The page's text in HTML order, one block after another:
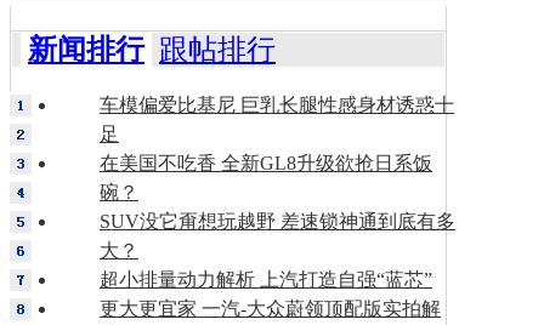
新闻排行 跟帖排行
车模偏爱比基尼 巨乳长腿性感身材诱惑十
足
在美国不吃香 全新GL8升级欲抢日系饭
碗？
SUV没它甭想玩越野 差速锁神通到底有多
大？
超小排量动力解析 上汽打造自强“蓝芯”
更大更宜家 一汽-大众蔚领顶配版实拍解